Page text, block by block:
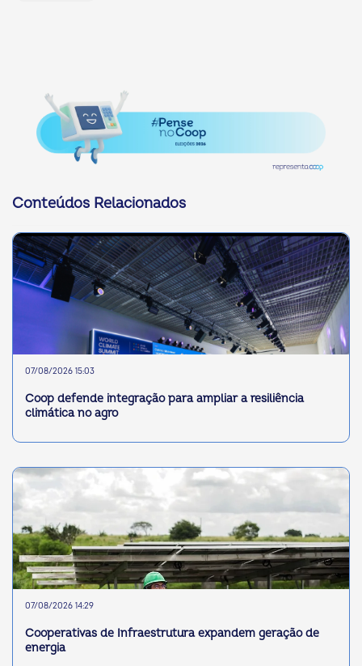
Conteúdos Relacionados
07/08/2026 15:03
Coop defende integração para ampliar a resiliência
climática no agro
07/08/2026 14:29
Cooperativas de Infraestrutura expandem geração de
energia